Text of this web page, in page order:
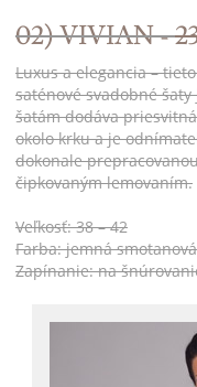
02) VIVIAN -
Luxus a elegancia –
saténové svadobné
šatám dodáva
okolo krku a je
dokonale
čipkovaným lemovaním.
Veľkosť: 38 – 42
Farba: jemná smotanová
Zapínanie: na